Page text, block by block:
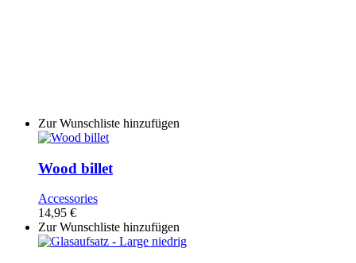
Zur Wunschliste hinzufügen
Wood billet
Accessories
14,95 €
Zur Wunschliste hinzufügen